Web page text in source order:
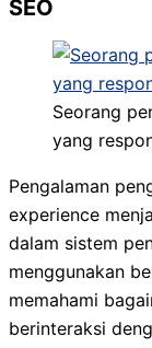
SEO
Seorang
yang
Pengalaman
experience
dalam sistem
menggunakan
memahami
berinteraksi